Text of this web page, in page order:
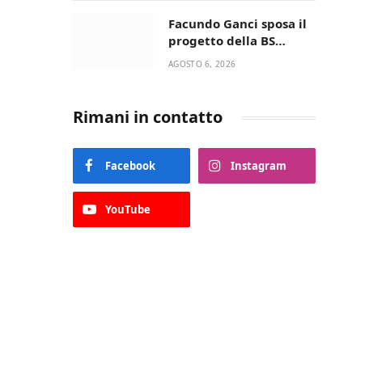
Facundo Ganci sposa il
progetto della BS
Soccer Team Fasano e
AGOSTO 6, 2026
Rimani in contatto
Facebook Instagram
YouTube